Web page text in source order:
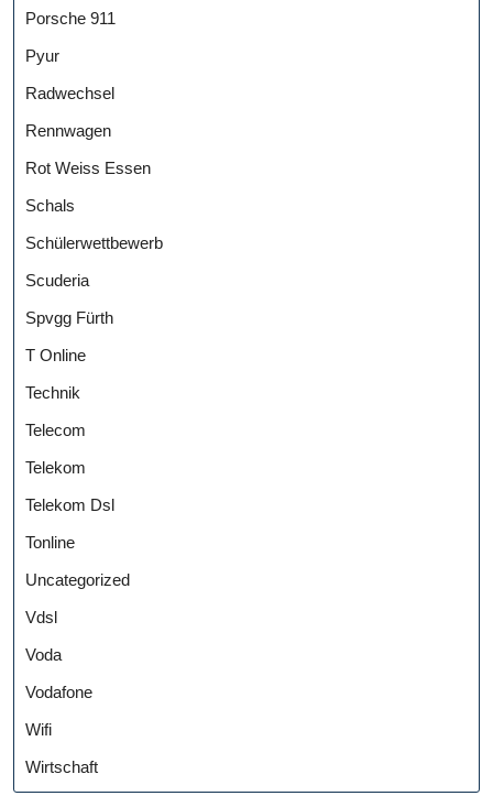
Porsche 911
Pyur
Radwechsel
Rennwagen
Rot Weiss Essen
Schals
Schülerwettbewerb
Scuderia
Spvgg Fürth
T Online
Technik
Telecom
Telekom
Telekom Dsl
Tonline
Uncategorized
Vdsl
Voda
Vodafone
Wifi
Wirtschaft